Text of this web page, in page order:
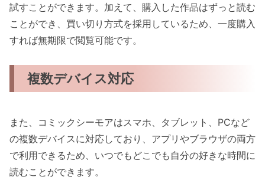
試すことができます。加えて、購入した作品はずっと読む
ことができ、買い切り方式を採用しているため、一度購入
すれば無期限で閲覧可能です。
複数デバイス対応
また、コミックシーモアはスマホ、タブレット、PCなど
の複数デバイスに対応しており、アプリやブラウザの両方
で利用できるため、いつでもどこでも自分の好きな時間に
読むことができます。